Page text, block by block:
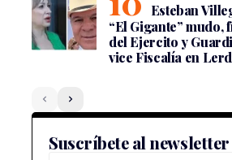
Esteban
“El Gigante” mudo,
del Ejercito y
vice Fiscalía en
Suscríbete al newsletter